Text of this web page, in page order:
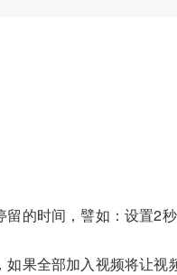
的时间，譬如：设置2
果全部加入视频将让